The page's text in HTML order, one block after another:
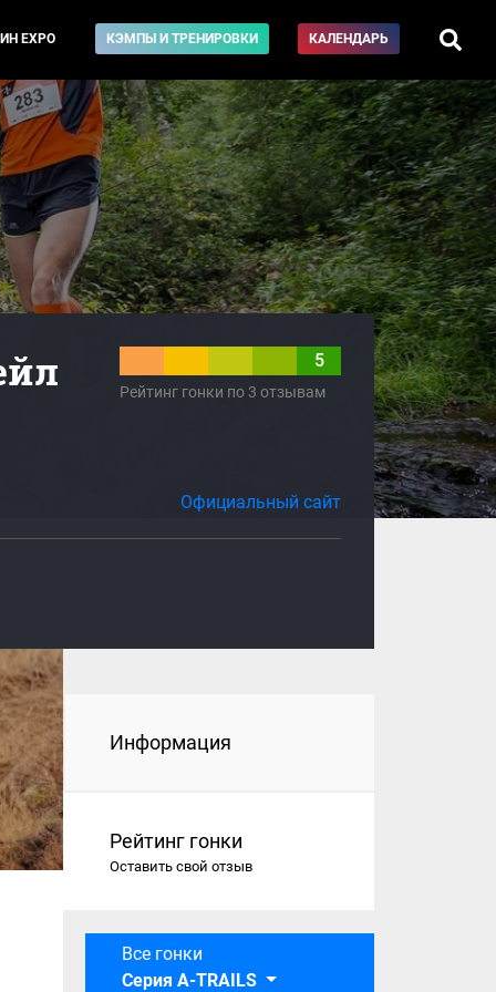
EXPO КЭМПЫ И ТРЕНИРОВКИ КАЛЕНДАРЬ
5
Рейтинг гонки по 3 отзывам
Официальный сайт
Информация
Рейтинг гонки
Оставить свой отзыв
Все гонки
Серия A-TRAILS